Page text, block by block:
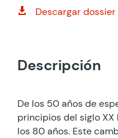
 Descargar dossier
Descripción
De los 50 años de
principios del siglo XX
los 80 años. Este